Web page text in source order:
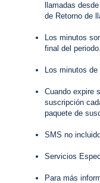
llamadas
de Retorno de
Los minutos
final del periodo.
Los minutos
Cuando expire
suscripción
paquete de
SMS no
Servicios
Para más